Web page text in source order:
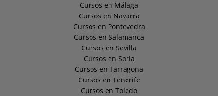
Cursos en Málaga
Cursos en Navarra
Cursos en Pontevedra
Cursos en Salamanca
Cursos en Sevilla
Cursos en Soria
Cursos en Tarragona
Cursos en Tenerife
Cursos en Toledo